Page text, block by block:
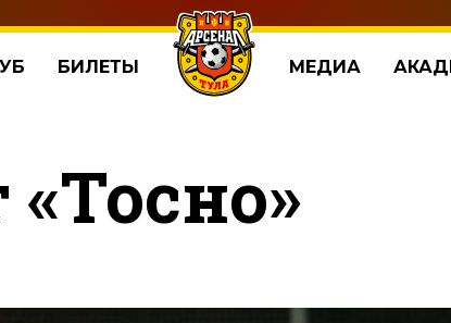
БИЛЕТЫ МЕДИА